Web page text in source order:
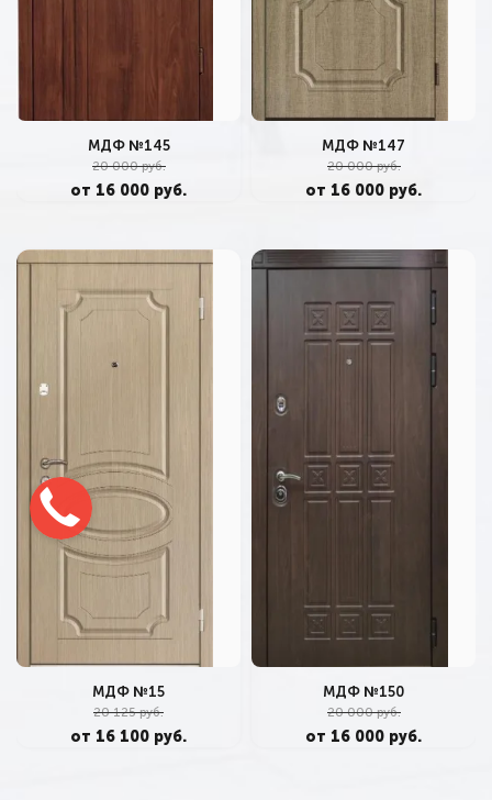
МДФ №145
20 000 руб.
от 16 000 руб.
МДФ №147
20 000 руб.
от 16 000 руб.
МДФ №15
20 125 руб.
от 16 100 руб.
МДФ №150
20 000 руб.
от 16 000 руб.